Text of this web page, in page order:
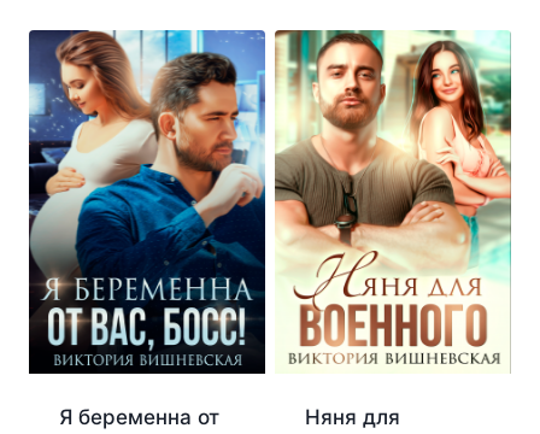
Я беременна от
Няня для